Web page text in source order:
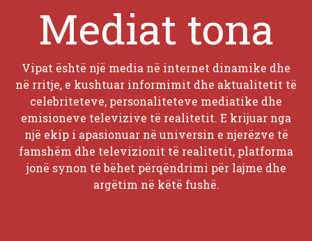
Mediat tona
Vipat është një media në internet dinamike dhe
në rritje, e kushtuar informimit dhe aktualitetit të
celebriteteve, personaliteteve mediatike dhe
emisioneve televizive të realitetit. E krijuar nga
një ekip i apasionuar në universin e njerëzve të
famshëm dhe televizionit të realitetit, platforma
jonë synon të bëhet përqëndrimi për lajme dhe
argëtim në këtë fushë.